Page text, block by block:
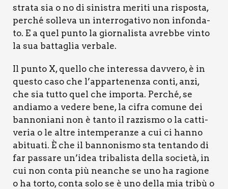
stra­ta sia o no di sini­stra meri­ti una rispo­sta,
per­ché sol­le­va un inter­ro­ga­ti­vo non infon­da­
to. E a quel pun­to la gior­na­li­sta avreb­be vin­to
la sua bat­ta­glia ver­ba­le.
Il pun­to X, quel­lo che inte­res­sa dav­ve­ro, è in
que­sto caso che l’ap­par­te­nen­za con­ti, anzi,
che sia tut­to quel che impor­ta. Per­ché, se
andia­mo a vede­re bene, la cifra comu­ne dei
ban­no­nia­ni non è tan­to il raz­zi­smo o la cat­ti­
ve­ria o le altre intem­pe­ran­ze a cui ci han­no
abi­tua­ti. È che il ban­no­ni­smo sta ten­tan­do di
far pas­sa­re un’i­dea tri­ba­li­sta del­la socie­tà, in
cui non con­ta più nean­che se uno ha ragio­ne
o ha tor­to, con­ta solo se è uno del­la mia tri­bù o